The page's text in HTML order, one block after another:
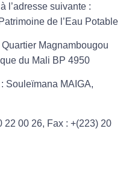
l’adresse suivante :
de l’Eau Potable
Magnambougou
du Mali BP 4950
Souleïmana MAIGA,
00 26, Fax : +(223) 20